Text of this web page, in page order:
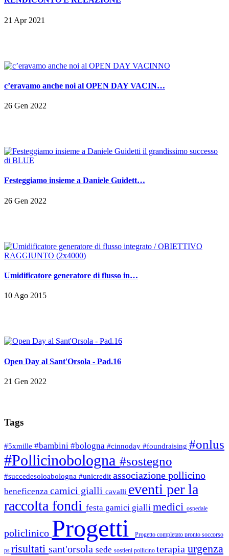
21 Apr 2021
c’eravamo anche noi al OPEN DAY VACIN…
26 Gen 2022
Festeggiamo insieme a Daniele Guidett…
26 Gen 2022
Umidificatore generatore di flusso in…
10 Ago 2015
Open Day al Sant'Orsola - Pad.16
21 Gen 2022
Tags
#5xmille #bambini #bologna #cinnoday #foundraising #onlus
#Pollicinobologna #sostegno
#succedesoloabologna #unicredit associazione pollicino
beneficenza camici gialli cavalli eventi per la
raccolta fondi festa gamici gialli medici ospedale
policlinico Progetti Progetto completato pronto soccorso
ps risultati sant'orsola sede sostieni pollicino terapia urgenza